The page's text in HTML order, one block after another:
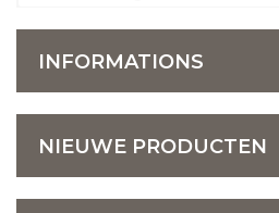
INFORMATIONS
NIEUWE PRODUCTEN